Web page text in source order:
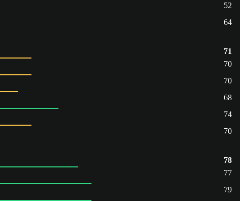
52
64
71
70
70
68
74
70
78
77
79